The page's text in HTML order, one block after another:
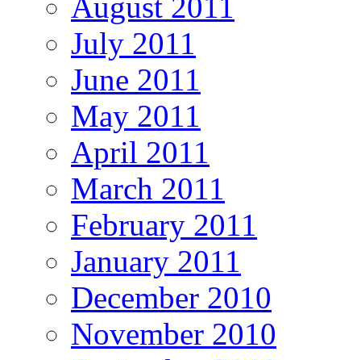
July 2011
June 2011
May 2011
April 2011
March 2011
February 2011
January 2011
December 2010
November 2010